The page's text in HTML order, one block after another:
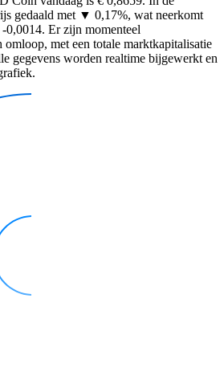
gedaald met ▼ 0,17%, wat neerkomt
0,0014. Er zijn momenteel
met een totale marktkapitalisatie
gegevens worden realtime bijgewerkt en